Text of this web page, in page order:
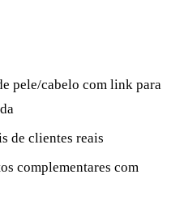
pele/cabelo com link para
de clientes reais
complementares com